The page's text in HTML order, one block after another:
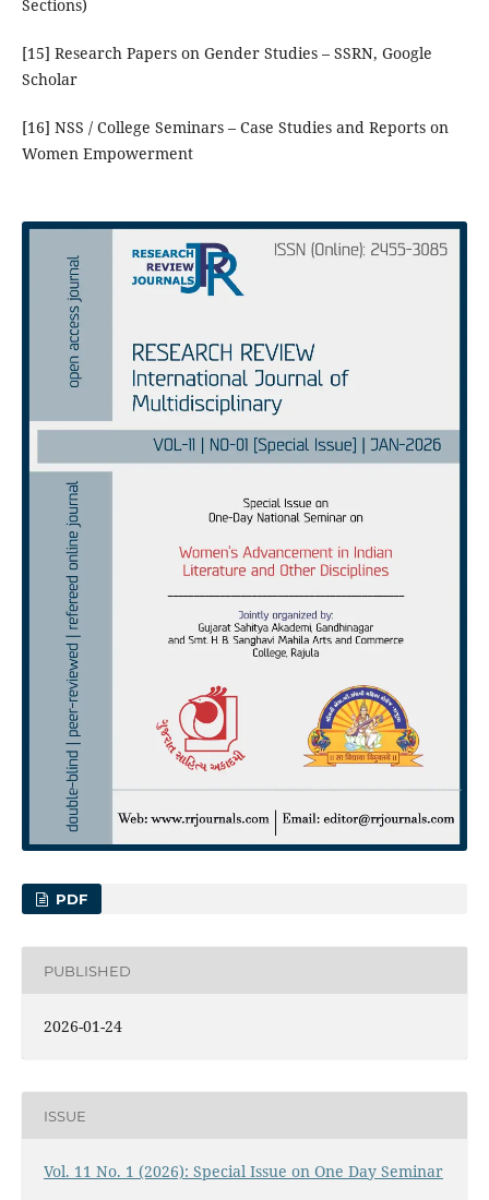
Sections)
[15] Research Papers on Gender Studies – SSRN, Google
Scholar
[16] NSS / College Seminars – Case Studies and Reports on
Women Empowerment
PDF
PUBLISHED
2026-01-24
ISSUE
Vol. 11 No. 1 (2026): Special Issue on One Day Seminar